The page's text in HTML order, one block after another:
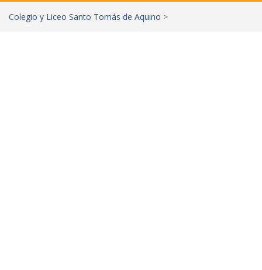
Colegio y Liceo Santo Tomás de Aquino >